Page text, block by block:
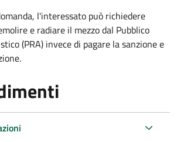
l'interessato può richiedere
e radiare il mezzo dal Pubblico
(PRA) invece di pagare la sanzione e